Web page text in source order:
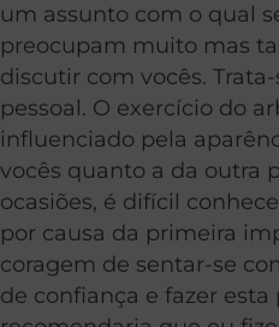
um assunto com o qual
preocupam muito mas
discutir com vocês.
pessoal. O exercício do
influenciado pela
vocês quanto a da outra
ocasiões, é difícil
por causa da primeira
coragem de sentar-se
de confiança e fazer